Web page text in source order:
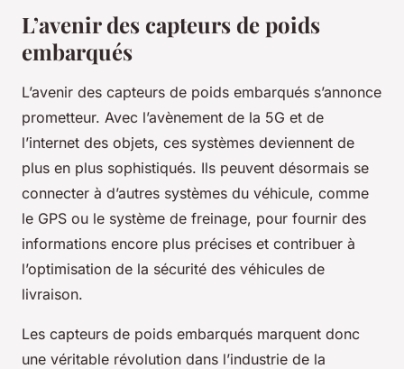
L’avenir des capteurs de poids
embarqués
L’avenir des capteurs de poids embarqués s’annonce
prometteur. Avec l’avènement de la 5G et de
l’internet des objets, ces systèmes deviennent de
plus en plus sophistiqués. Ils peuvent désormais se
connecter à d’autres systèmes du véhicule, comme
le GPS ou le système de freinage, pour fournir des
informations encore plus précises et contribuer à
l’optimisation de la sécurité des véhicules de
livraison.
Les capteurs de poids embarqués marquent donc
une véritable révolution dans l’industrie de la